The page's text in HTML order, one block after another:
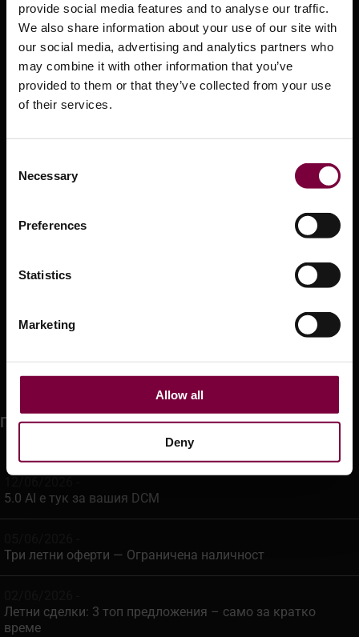
provide social media features and to analyse our traffic.
We also share information about your use of our site with
our social media, advertising and analytics partners who
may combine it with other information that you’ve
provided to them or that they’ve collected from your use
of their services.
Selection
Necessary
Preferences
Statistics
Marketing
Allow all
Deny
Информационни листове за безопасност
Видеоклипове за продукти
Пресцентър
Какво е Smart Repair?
Дистрибутори
Одобрения на OEM
Правила и условия
Уеб магазин
Последни новини
5.0 AI е тук за вашия DCM
Три летни оферти — Ограничена наличност
Летни сделки: 3 топ предложения – само за кратко
време